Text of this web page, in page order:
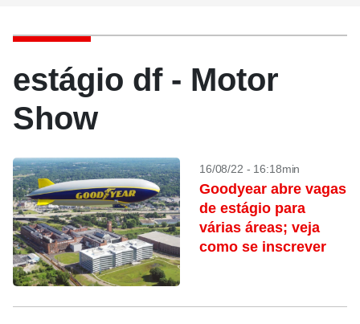
estágio df - Motor
Show
16/08/22 - 16:18min
Goodyear abre vagas
de estágio para
várias áreas; veja
como se inscrever